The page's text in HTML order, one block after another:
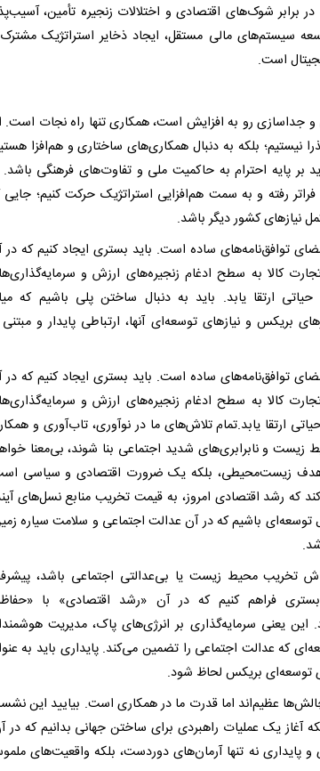
برابر شوک‌های اقتصادی و اختلالات زنجیره تأمین،
سیستم‌های مالی مستقل، ایجاد ذخایر استراتژیک
است.
و جداسازی رو به افزایش است، همکاری تنها راه نجات است.
نیستیم؛ بلکه به دنبال همکاری‌های ساختاری و هم‌افزا
پایه احترام به حاکمیت ملی و تفاوت‌های فرهنگی باشد.
رفته و به سمت هم‌افزایی استراتژیک حرکت کنیم؛ جایی
نیازهای کشور دیگر باشد.
توافق‌نامه‌های ساده است. باید بستری ایجاد کنیم که در
کالا به سطح ادغام زنجیره‌های ارزش و
ارتقا یابد. باید به دنبال ساختن پلی باشیم که
بریکس و نیازهای توسعه‌ای آنها، ارتباطی پایدار و مبتنی
توافق‌نامه‌های ساده است. باید بستری ایجاد کنیم که در
کالا به سطح ادغام زنجیره‌های ارزش و
ارتقا یابد.تمام تلاش‌های ما در نوآوری، تاب‌آوری و
زیست و نابرابری‌های شدید اجتماعی بنا شوند، بی‌معنا
هدف زیست‌محیطی، بلکه یک ضرورت اقتصادی و سیاسی
که رشد اقتصادی امروز، به قیمت تخریب منابع نسل‌های
توسعه‌ای باشیم که در آن عدالت اجتماعی و سلامت سیاره
تخریب محیط زیست یا بی‌عدالتی اجتماعی باشد،
فراهم کنیم که در آن «رشد اقتصادی» با
یعنی سرمایه‌گذاری بر انرژی‌های پاک، مدیریت
که عدالت اجتماعی را تضمین می‌کند. پایداری باید به
توسعه‌ای بریکس لحاظ شود.
عظیم‌اند اما قدرت ما در همکاری است. بیایید این
آغاز یک عملیات راهبردی برای ساختن جهانی بدانیم که در
و پایداری نه تنها آرمان‌های دوردست، بلکه واقعیت‌های